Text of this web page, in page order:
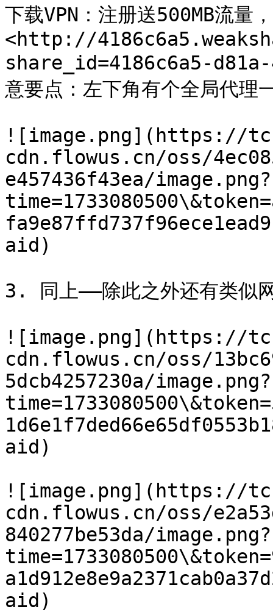
下载VPN：注册送500MB流量
<http://
share_id=4186c6a5-
意要点：左下角有个全局代理
![image.png](https://
cdn.flowus.cn/oss/
e457436f43ea/image.png?
aid)
3. 同上——除此之外还有类似
![image.png](https://
cdn.flowus.cn/oss/
5dcb4257230a/image.png?
aid)
![image.png](https://
cdn.flowus.cn/oss/
840277be53da/image.png?
aid)